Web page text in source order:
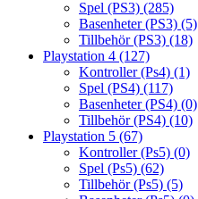
Spel (PS3) (285)
Basenheter (PS3) (5)
Tillbehör (PS3) (18)
Playstation 4 (127)
Kontroller (Ps4) (1)
Spel (PS4) (117)
Basenheter (PS4) (0)
Tillbehör (PS4) (10)
Playstation 5 (67)
Kontroller (Ps5) (0)
Spel (Ps5) (62)
Tillbehör (Ps5) (5)